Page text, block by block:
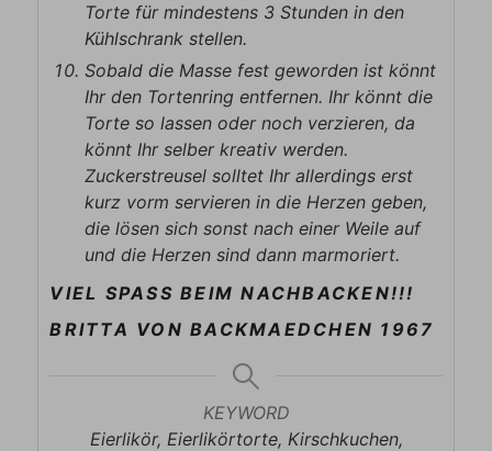
Torte für mindestens 3 Stunden in den
Kühlschrank stellen.
Sobald die Masse fest geworden ist könnt
Ihr den Tortenring entfernen. Ihr könnt die
Torte so lassen oder noch verzieren, da
könnt Ihr selber kreativ werden.
Zuckerstreusel solltet Ihr allerdings erst
kurz vorm servieren in die Herzen geben,
die lösen sich sonst nach einer Weile auf
und die Herzen sind dann marmoriert.
VIEL SPASS BEIM NACHBACKEN!!!
BRITTA VON BACKMAEDCHEN 1967
KEYWORD
Eierlikör, Eierlikörtorte, Kirschkuchen,